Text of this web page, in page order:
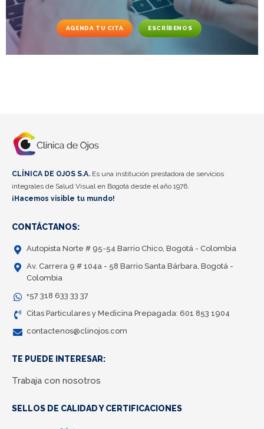
AGENDA TU CITA ESCRÍBENOS
CLÍNICA DE OJOS S.A. Es una institución prestadora de servicios
integrales de Salud Visual en Bogotá desde el año 1976.
¡Hacemos visible tu mundo!
CONTÁCTANOS:
Autopista Norte # 95-54 Barrio Chico, Bogotá - Colombia
Av. Carrera 9 # 104a - 58 Barrio Santa Bárbara, Bogotá -
Colombia
+57 318 633 33 37
Citas Particulares y Medicina Prepagada: 601 853 1904
contactenos@clinojos.com
TE PUEDE INTERESAR:
Trabaja con nosotros
SELLOS DE CALIDAD Y CERTIFICACIONES